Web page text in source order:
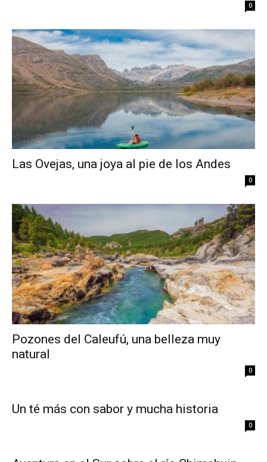
0
Las Ovejas, una joya al pie de los Andes
0
Pozones del Caleufú, una belleza muy
natural
0
Un té más con sabor y mucha historia
0